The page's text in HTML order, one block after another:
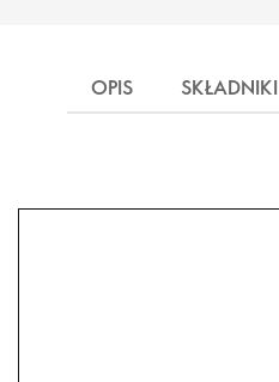
OPIS SKŁADNIKI